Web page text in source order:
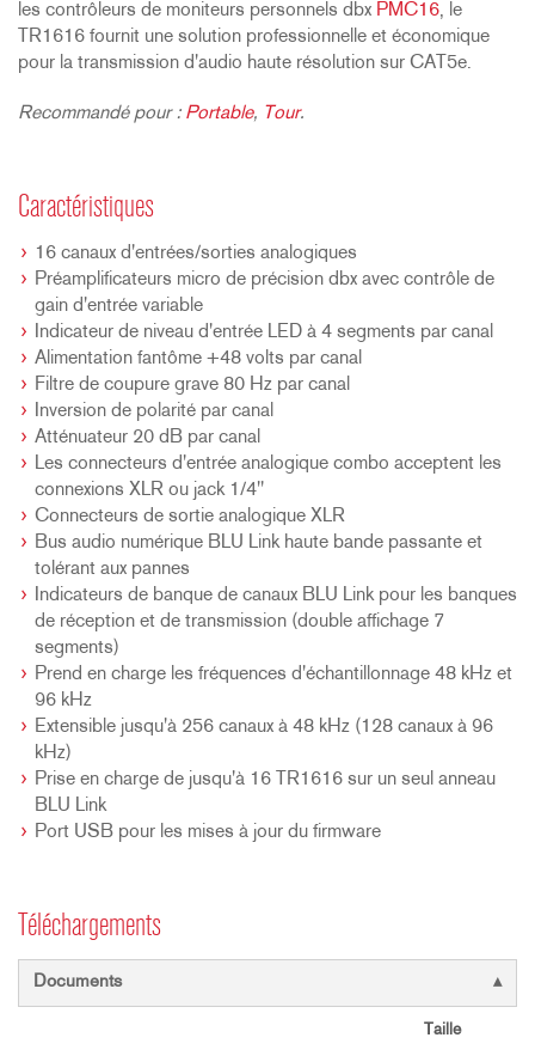
les contrôleurs de moniteurs personnels dbx PMC16, le
TR1616 fournit une solution professionnelle et économique
pour la transmission d'audio haute résolution sur CAT5e.
Recommandé pour : Portable, Tour.
Caractéristiques
16 canaux d'entrées/sorties analogiques
Préamplificateurs micro de précision dbx avec contrôle de
gain d'entrée variable
Indicateur de niveau d'entrée LED à 4 segments par canal
Alimentation fantôme +48 volts par canal
Filtre de coupure grave 80 Hz par canal
Inversion de polarité par canal
Atténuateur 20 dB par canal
Les connecteurs d'entrée analogique combo acceptent les
connexions XLR ou jack 1/4"
Connecteurs de sortie analogique XLR
Bus audio numérique BLU Link haute bande passante et
tolérant aux pannes
Indicateurs de banque de canaux BLU Link pour les banques
de réception et de transmission (double affichage 7
segments)
Prend en charge les fréquences d'échantillonnage 48 kHz et
96 kHz
Extensible jusqu'à 256 canaux à 48 kHz (128 canaux à 96
kHz)
Prise en charge de jusqu'à 16 TR1616 sur un seul anneau
BLU Link
Port USB pour les mises à jour du firmware
Téléchargements
Documents
Taille